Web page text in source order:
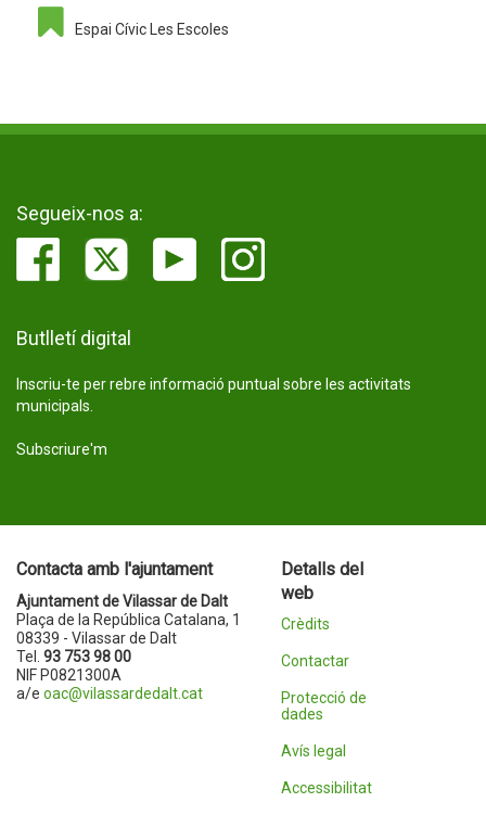
Espai Cívic Les Escoles
Segueix-nos a:
Butlletí digital
Inscriu-te per rebre informació puntual sobre les activitats
municipals.
Subscriure'm
Contacta amb l'ajuntament
Ajuntament de Vilassar de Dalt
Plaça de la República Catalana, 1
08339 - Vilassar de Dalt
Tel. 93 753 98 00
NIF P0821300A
a/e oac@vilassardedalt.cat
Detalls del
web
Crèdits
Contactar
Protecció de
dades
Avís legal
Accessibilitat